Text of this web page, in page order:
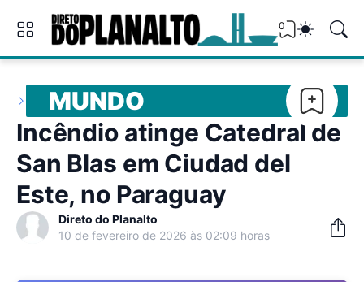
0
MUNDO
Incêndio atinge Catedral de
San Blas em Ciudad del
Este, no Paraguay
Direto do Planalto
10 de fevereiro de 2026 às 02:09 horas